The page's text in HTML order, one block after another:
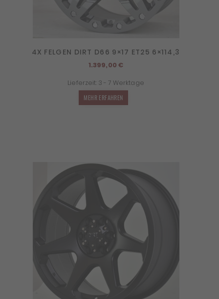
4X FELGEN DIRT D66 9×17 ET25 6×114,3
1.399,00€
Lieferzeit: 3 - 7 Werktage
MEHR ERFAHREN